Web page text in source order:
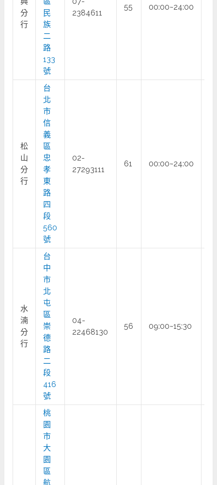
分
行
民
族
二
路
133
號
2384611
55 00:00~24:00
松
山
分
行
台
北
市
信
義
區
忠
孝
東
路
四
段
560
號
02-
27293111
61 00:00~24:00
水
湳
分
行
台
中
市
北
屯
區
崇
德
路
二
段
416
號
04-
22468130
56 09:00~15:30
桃
園
市
大
園
區
航